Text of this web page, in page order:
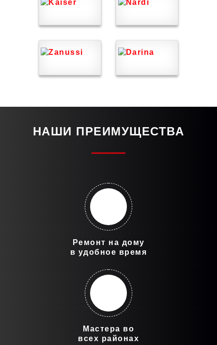
НАШИ ПРЕИМУЩЕСТВА
Ремонт на дому
в удобное время
Мастера во
всех районах